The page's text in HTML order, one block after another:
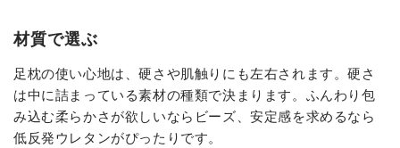
材質で選ぶ
足枕の使い心地は、硬さや肌触りにも左右されます。硬さ
は中に詰まっている素材の種類で決まります。ふんわり包
み込む柔らかさが欲しいならビーズ、安定感を求めるなら
低反発ウレタンがぴったりです。